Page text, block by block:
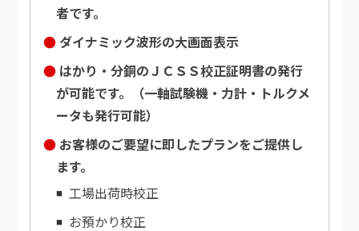
者です。
ダイナミック波形の大画面表示
はかり・分銅のＪＣＳＳ校正証明書の発行
が可能です。（一軸試験機・力計・トルクメ
ータも発行可能）
お客様のご要望に即したプランをご提供し
ます。
工場出荷時校正
お預かり校正